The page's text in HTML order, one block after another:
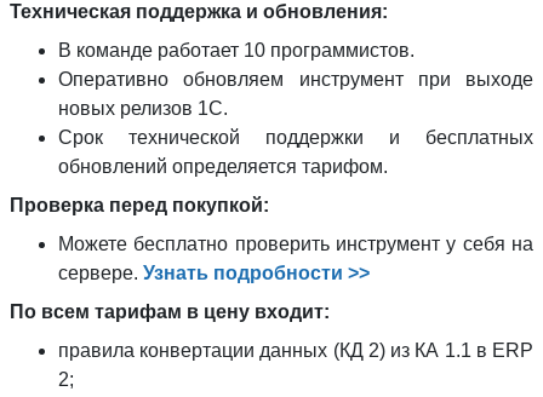
Техническая поддержка и обновления:
В команде работает 10 программистов.
Оперативно обновляем инструмент при выходе
новых релизов 1С.
Срок технической поддержки и бесплатных
обновлений определяется тарифом.
Проверка перед покупкой:
Можете бесплатно проверить инструмент у себя на
сервере. Узнать подробности >>
По всем тарифам в цену входит:
правила конвертации данных (КД 2) из КА 1.1 в ERP
2;